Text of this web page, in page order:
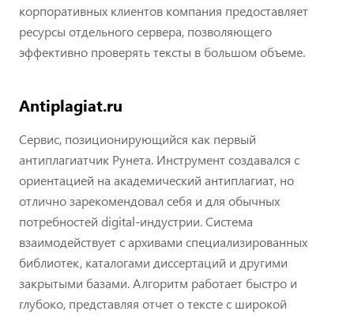
корпоративных клиентов компания предоставляет
ресурсы отдельного сервера, позволяющего
эффективно проверять тексты в большом объеме.
Antiplagiat.ru
Сервис, позиционирующийся как первый
антиплагиатчик Рунета. Инструмент создавался с
ориентацией на академический антиплагиат, но
отлично зарекомендовал себя и для обычных
потребностей digital-индустрии. Система
взаимодействует с архивами специализированных
библиотек, каталогами диссертаций и другими
закрытыми базами. Алгоритм работает быстро и
глубоко, представляя отчет о тексте с широкой